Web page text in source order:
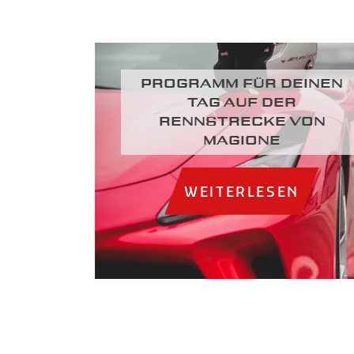
Programm für deinen
Tag auf der
Rennstrecke von
Magione
WEITERLESEN